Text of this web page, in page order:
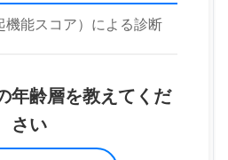
機能スコア）による診断
年齢層を教えてくだ
さい